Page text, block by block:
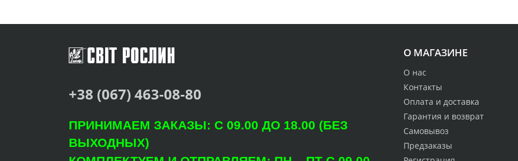
О МАГАЗИНЕ
О нас
Контакты
Оплата и доставка
Гарантия и возврат
Самовывоз
Предзаказы
+38 (067) 463-08-80
ПРИНИМАЕМ ЗАКАЗЫ: С 09.00 ДО 18.00 (БЕЗ
ВЫХОДНЫХ)